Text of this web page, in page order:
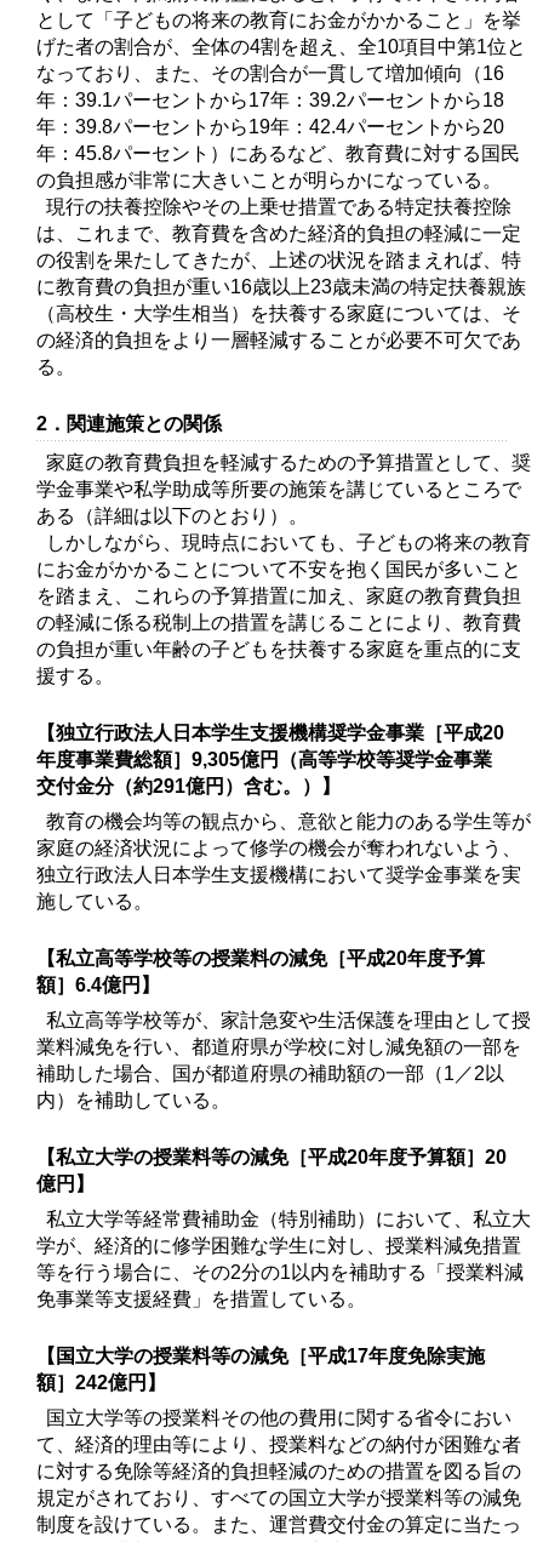
として「子どもの将来の教育にお金がかかること」を挙
げた者の割合が、全体の4割を超え、全10項目中第1位と
なっており、また、その割合が一貫して増加傾向（16
年：39.1パーセントから17年：39.2パーセントから18
年：39.8パーセントから19年：42.4パーセントから20
年：45.8パーセント）にあるなど、教育費に対する国民
の負担感が非常に大きいことが明らかになっている。
現行の扶養控除やその上乗せ措置である特定扶養控除
は、これまで、教育費を含めた経済的負担の軽減に一定
の役割を果たしてきたが、上述の状況を踏まえれば、特
に教育費の負担が重い16歳以上23歳未満の特定扶養親族
（高校生・大学生相当）を扶養する家庭については、そ
の経済的負担をより一層軽減することが必要不可欠であ
る。
2．関連施策との関係
家庭の教育費負担を軽減するための予算措置として、奨
学金事業や私学助成等所要の施策を講じているところで
ある（詳細は以下のとおり）。
しかしながら、現時点においても、子どもの将来の教育
にお金がかかることについて不安を抱く国民が多いこと
を踏まえ、これらの予算措置に加え、家庭の教育費負担
の軽減に係る税制上の措置を講じることにより、教育費
の負担が重い年齢の子どもを扶養する家庭を重点的に支
援する。
【独立行政法人日本学生支援機構奨学金事業［平成20
年度事業費総額］9,305億円（高等学校等奨学金事業
交付金分（約291億円）含む。）】
教育の機会均等の観点から、意欲と能力のある学生等が
家庭の経済状況によって修学の機会が奪われないよう、
独立行政法人日本学生支援機構において奨学金事業を実
施している。
【私立高等学校等の授業料の減免［平成20年度予算
額］6.4億円】
私立高等学校等が、家計急変や生活保護を理由として授
業料減免を行い、都道府県が学校に対し減免額の一部を
補助した場合、国が都道府県の補助額の一部（1／2以
内）を補助している。
【私立大学の授業料等の減免［平成20年度予算額］20
億円】
私立大学等経常費補助金（特別補助）において、私立大
学が、経済的に修学困難な学生に対し、授業料減免措置
等を行う場合に、その2分の1以内を補助する「授業料減
免事業等支援経費」を措置している。
【国立大学の授業料等の減免［平成17年度免除実施
額］242億円】
国立大学等の授業料その他の費用に関する省令におい
て、経済的理由等により、授業料などの納付が困難な者
に対する免除等経済的負担軽減のための措置を図る旨の
規定がされており、すべての国立大学が授業料等の減免
制度を設けている。また、運営費交付金の算定に当たっ